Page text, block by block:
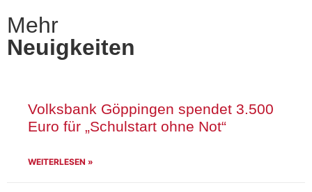
Mehr
Neuigkeiten
Volksbank Göppingen spendet 3.500
Euro für „Schulstart ohne Not“
WEITERLESEN »